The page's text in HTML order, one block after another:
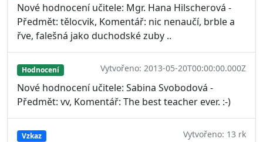
Nové hodnocení učitele: Mgr. Hana Hilscherová -
Předmět: tělocvik, Komentář: nic nenaučí, brble a
řve, falešná jako duchodské zuby ..
Hodnocení Vytvořeno: 2013-05-20T00:00:00.000Z
Nové hodnocení učitele: Sabina Svobodová -
Předmět: vv, Komentář: The best teacher ever. :-)
Vzkaz Vytvořeno: 13 rk